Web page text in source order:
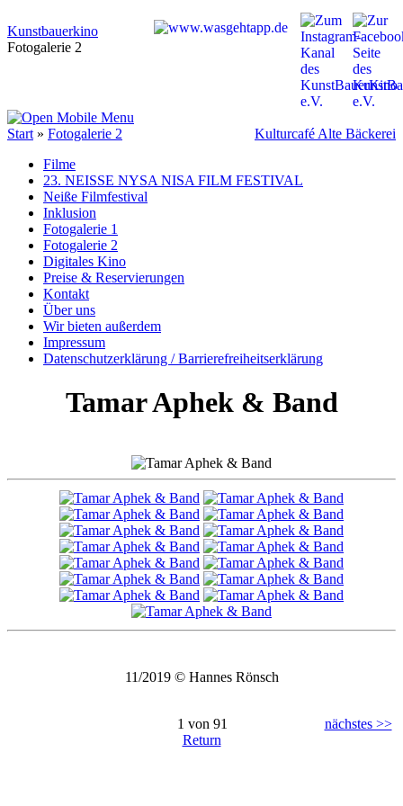
Kunstbauerkino
Fotogalerie 2
Start » Fotogalerie 2
Kulturcafé Alte Bäckerei
Filme
23. NEISSE NYSA NISA FILM FESTIVAL
Neiße Filmfestival
Inklusion
Fotogalerie 1
Fotogalerie 2
Digitales Kino
Preise & Reservierungen
Kontakt
Über uns
Wir bieten außerdem
Impressum
Datenschutzerklärung / Barrierefreiheitserklärung
Tamar Aphek & Band
11/2019 © Hannes Rönsch
1 von 91
nächstes >>
Return